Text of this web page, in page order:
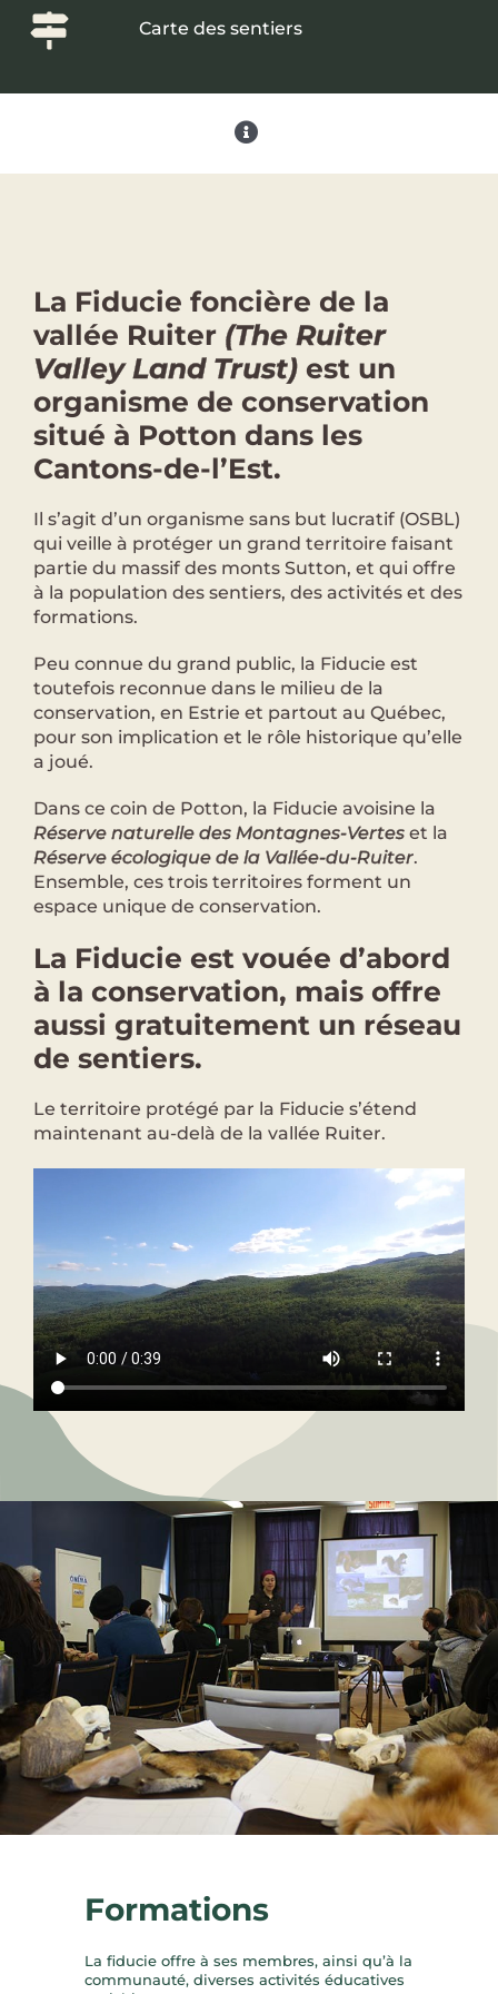
Carte des sentiers
La Fiducie foncière de la
vallée Ruiter (The Ruiter
Valley Land Trust) est un
organisme de conservation
situé à Potton dans les
Cantons-de-l’Est.
Il s’agit d’un organisme sans but lucratif (OSBL)
qui veille à protéger un grand territoire faisant
partie du massif des monts Sutton, et qui offre
à la population des sentiers, des activités et des
formations.
Peu connue du grand public, la Fiducie est
toutefois reconnue dans le milieu de la
conservation, en Estrie et partout au Québec,
pour son implication et le rôle historique qu’elle
a joué.
Dans ce coin de Potton, la Fiducie avoisine la
Réserve naturelle des Montagnes-Vertes et la
Réserve écologique de la Vallée-du-Ruiter.
Ensemble, ces trois territoires forment un
espace unique de conservation.
La Fiducie est vouée d’abord
à la conservation, mais offre
aussi gratuitement un réseau
de sentiers.
Le territoire protégé par la Fiducie s’étend
maintenant au-delà de la vallée Ruiter.
Formations
La fiducie offre à ses membres, ainsi qu’à la
communauté, diverses activités éducatives